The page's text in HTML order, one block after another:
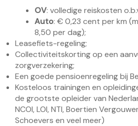
OV: volledige reiskosten
Auto: € 0,23 cent per km
8,50 per dag);
Leasefiets-regeling;
Collectiviteitskorting op een
zorgverzekering;
Een goede pensioenregeling bij
Kosteloos trainingen en
de grootste opleider van
NCOI, LOI, NTI, Boertien
Schoevers en veel meer)